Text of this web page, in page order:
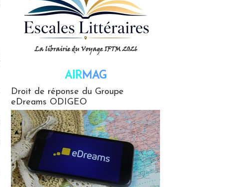
AIRMAG
Droit de réponse du Groupe
eDreams ODIGEO